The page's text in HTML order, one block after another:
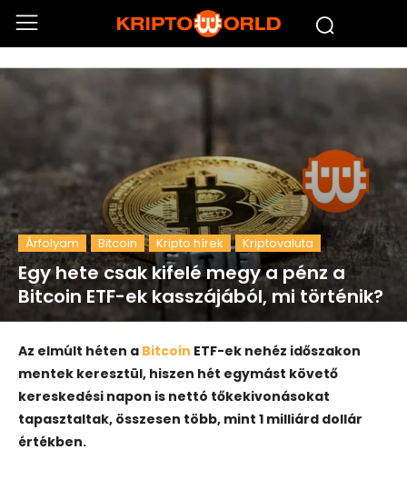
Árfolyam Bitcoin Kripto hírek Kriptovaluta
Egy hete csak kifelé megy a pénz a
Bitcoin ETF-ek kasszájából, mi történik?
Az elmúlt héten a Bitcoin ETF-ek nehéz időszakon
mentek keresztül, hiszen hét egymást követő
kereskedési napon is nettó tőkekivonásokat
tapasztaltak, összesen több, mint 1 milliárd dollár
értékben.